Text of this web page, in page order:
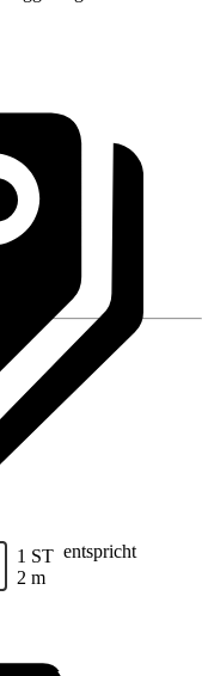
1 ST entspricht
2 m